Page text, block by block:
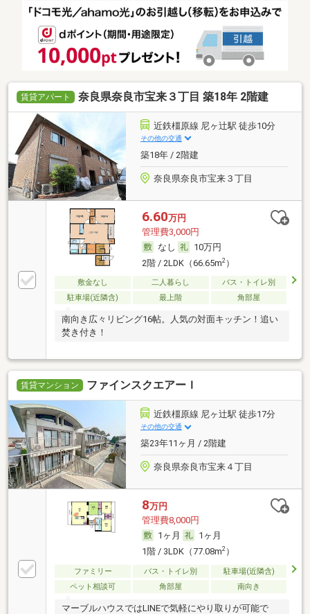
賃貸アパート 奈良県奈良市宝来３丁目 築18年 2階建
近鉄橿原線 尼ヶ辻駅 徒歩10分
その他の交通
築18年 / 2階建
奈良県奈良市宝来３丁目
6.60万円
管理費3,000円
なし
10万円
2階 / 2LDK（66.65m2）
敷金なし 二人暮らし
バス・トイレ別
駐車場(近隣含)
最上階 角部屋
南向き広々リビング16帖。人気の対面キッチン！追い
焚き付き！
賃貸マンション ファインスクエアーＩ
近鉄橿原線 尼ヶ辻駅 徒歩17分
その他の交通
築23年11ヶ月 / 2階建
奈良県奈良市宝来４丁目
8万円
管理費8,000円
1ヶ月
1ヶ月
1階 / 3LDK（77.08m2）
ファミリー バス・トイレ別
駐車場(近隣含)
ペット相談可
角部屋 南向き
マーブルハウスではLINEで気軽にやり取りが可能で